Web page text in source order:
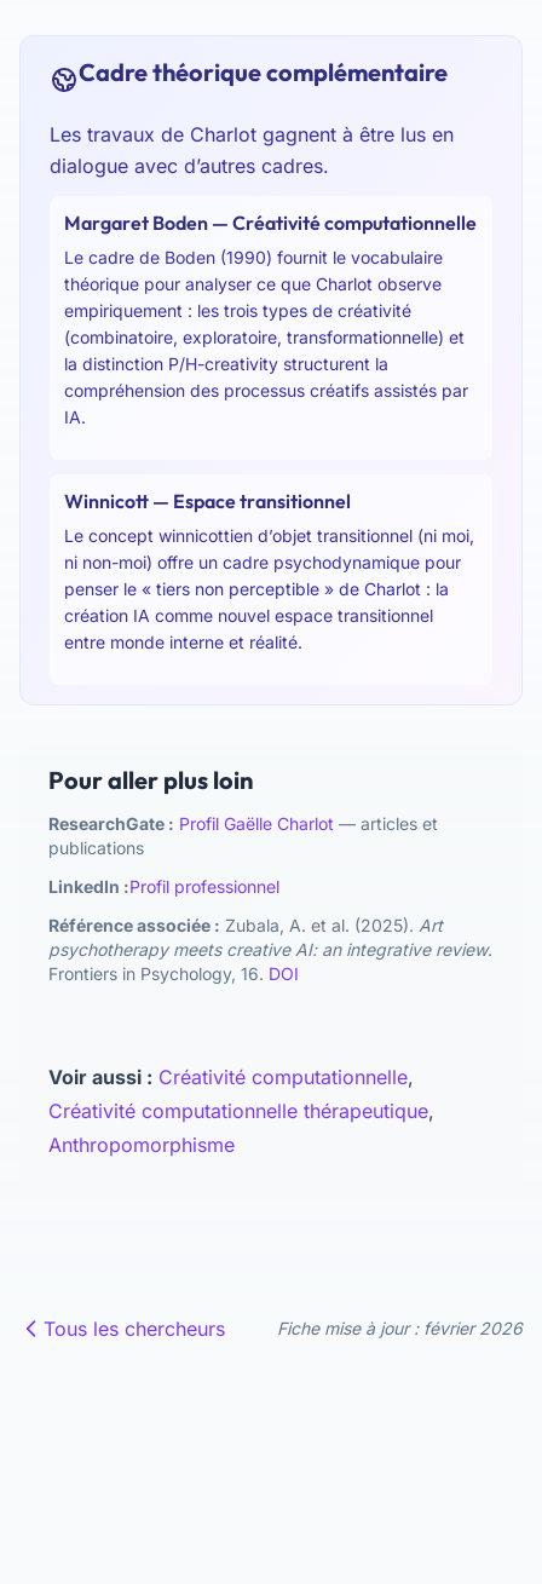
Cadre théorique complémentaire
Les travaux de Charlot gagnent à être lus en
dialogue avec d’autres cadres.
Margaret Boden — Créativité computationnelle
Le cadre de Boden (1990) fournit le vocabulaire
théorique pour analyser ce que Charlot observe
empiriquement : les trois types de créativité
(combinatoire, exploratoire, transformationnelle) et
la distinction P/H-creativity structurent la
compréhension des processus créatifs assistés par
IA.
Winnicott — Espace transitionnel
Le concept winnicottien d’objet transitionnel (ni moi,
ni non-moi) offre un cadre psychodynamique pour
penser le « tiers non perceptible » de Charlot : la
création IA comme nouvel espace transitionnel
entre monde interne et réalité.
Pour aller plus loin
ResearchGate : Profil Gaëlle Charlot — articles et
publications
LinkedIn :Profil professionnel
Référence associée : Zubala, A. et al. (2025). Art
psychotherapy meets creative AI: an integrative review.
Frontiers in Psychology, 16. DOI
Voir aussi : Créativité computationnelle,
Créativité computationnelle thérapeutique,
Anthropomorphisme
Tous les chercheurs Fiche mise à jour : février 2026